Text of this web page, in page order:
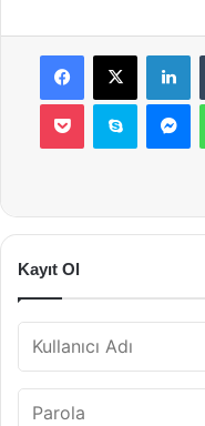
Facebook
X
Pocket Skype
Kayıt Ol